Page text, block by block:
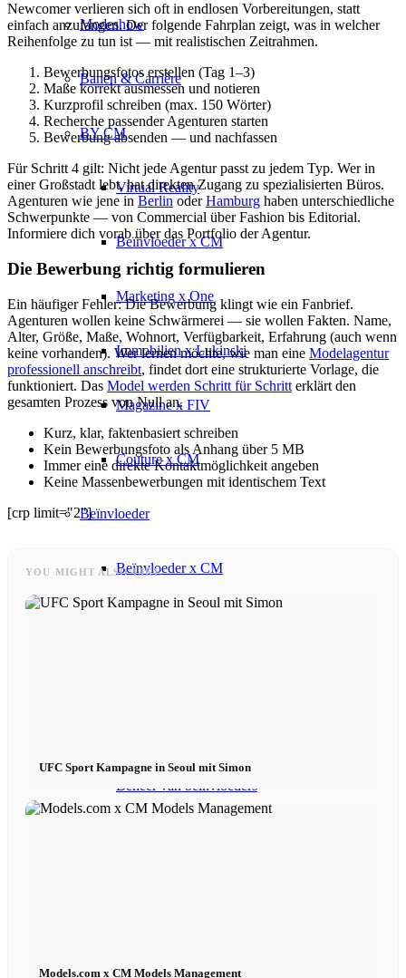
Modeshow
Banen & Carrière
BY CM
Virtual Reality
Beïnvloeder x CM
Marketing x One
Immobilien x Lukinski
Magazine x FIV
Couture x CM
Beïnvloeder
Beïnvloeder x CM
Beheer van beïnvloeders
Newcomer verlieren sich oft in endlosen Vorbereitungen, statt
einfach anzufangen. Der folgende Fahrplan zeigt, was in welcher
Reihenfolge zu tun ist — mit realistischen Zeitrahmen.
Bewerbungsfotos erstellen (Tag 1–3)
Maße korrekt ausmessen und notieren
Kurzprofil schreiben (max. 150 Wörter)
Recherche passender Agenturen starten
Bewerbung absenden — und nachfassen
Für Schritt 4 gilt: Nicht jede Agentur passt zu jedem Typ. Wer in
einer Großstadt lebt, hat direkten Zugang zu spezialisierten Büros.
Agenturen wie jene in Berlin oderHamburg haben unterschiedliche
Schwerpunkte — von Commercial über Fashion bis Editorial.
Informiere dich vorab über das Portfolio der Agentur.
Die Bewerbung richtig formulieren
Ein häufiger Fehler: Die Bewerbung klingt wie ein Fanbrief.
Agenturen wollen keine Schwärmerei — sie wollen Fakten. Name,
Alter, Größe, Maße, Wohnort, Verfügbarkeit, Erfahrung (auch wenn
keine vorhanden). Wer lernen möchte, wie man eine Modelagentur
professionell anschreibt, findet dort eine strukturierte Vorlage, die
funktioniert. Das Model werden Schritt für Schritt erklärt den
gesamten Prozess von Null an.
Kurz, klar, faktenbasiert schreiben
Kein Bewerbungsfoto als Anhang über 5 MB
Immer eine direkte Kontaktmöglichkeit angeben
Keine Massenbewerbungen mit identischem Text
[crp limit="2"]
YOU MIGHT ALSO LIKE
UFC Sport Kampagne in Seoul mit Simon
Models.com x CM Models Management